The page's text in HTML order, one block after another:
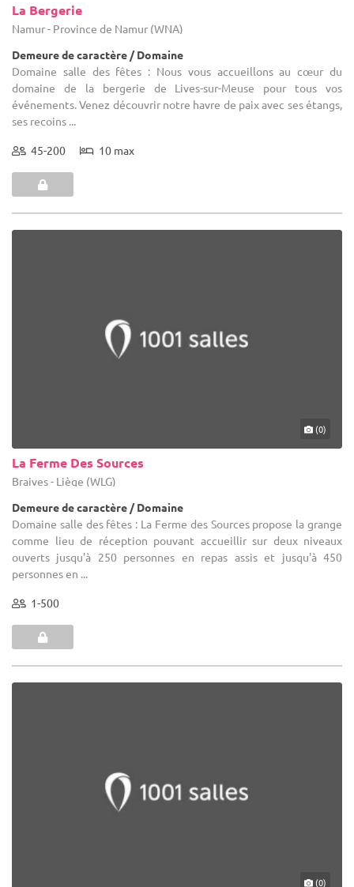
La Bergerie
Namur - Province de Namur (WNA)
Demeure de caractère / Domaine
Domaine salle des fêtes : Nous vous accueillons au cœur du
domaine de la bergerie de Lives-sur-Meuse pour tous vos
événements. Venez découvrir notre havre de paix avec ses étangs,
ses recoins ...
45-200 10 max
(0)
La Ferme Des Sources
Braives - Liège (WLG)
Demeure de caractère / Domaine
Domaine salle des fêtes : La Ferme des Sources propose la grange
comme lieu de réception pouvant accueillir sur deux niveaux
ouverts jusqu'à 250 personnes en repas assis et jusqu'à 450
personnes en ...
1-500
(0)